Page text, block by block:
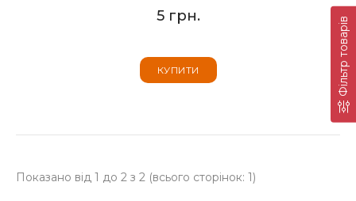
5 грн.
КУПИТИ
Показано від 1 до 2 з 2 (всього сторінок: 1)
Фільтр товарів